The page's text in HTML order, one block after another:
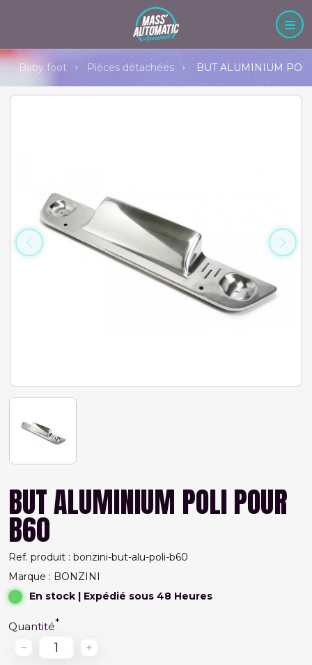
Baby foot Pièces détachées BUT ALUMINIUM
BUT ALUMINIUM POLI POUR
B60
Ref. produit : bonzini-but-alu-poli-b60
Marque : BONZINI
En stock | Expédié sous 48 Heures
Quantité